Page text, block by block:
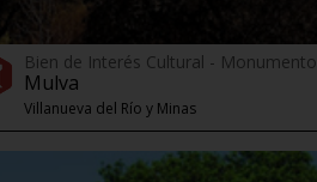
Bien de Interés Cultural - Monumento
Mulva
Villanueva del Río y Minas